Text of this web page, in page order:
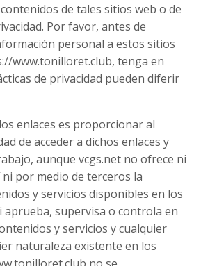
de tales sitios web o de
Por favor, antes de
personal a estos sitios
www.tonilloret.club, tenga en
de privacidad pueden diferir
enlaces es proporcionar al
de acceder a dichos enlaces y
aunque vcgs.net no ofrece ni
por medio de terceros la
y servicios disponibles en los
aprueba, supervisa o controla en
y servicios y cualquier
naturaleza existente en los